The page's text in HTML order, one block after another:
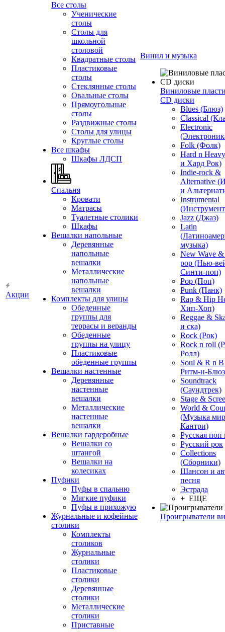
Акции
Все столы
Ученические
столы
Столы для
школьной
столовой
Квадратные столы
Пластиковые
столы
Стеклянные столы
Овальные столы
Прямоугольные
столы
Раздвижные столы
Столы для улицы
Круглые столы
Все шкафы
Шкафы ЛДСП
Спальня
Кровати
Матрасы
Туалетные столики
Шкафы
Вешалки напольные
Деревянные
напольные
вешалки
Металлические
напольные
вешалки
Комплекты для улицы
Обеденные
группы для
террасы и веранды
Обеденные
группы на улицу
Пластиковые
обеденные группы
Вешалки настенные
Деревянные
настенные
вешалки
Металлические
настенные
вешалки
Вешалки гардеробные
Вешалки со
штангой
Вешалки на
колесиках
Пуфики
Пуфы в спальню
Мягкие пуфики
Пуфы в прихожую
Журнальные и кофейные
столики
Комплекты
столиков
Журнальные
столики
Пластиковые
столики
Деревянные
столики
Металлические
столики
Приставные
Винил и музыка
Виниловые
CD диски
Blues (Блюз)
Classical
Electronic
Folk (Фолк)
Hard n
и Хард Рок)
Indie-rock &
Alternative
и
Instrumental
Jazz (Джаз)
Latin
музыка)
New Wave
pop (Нью-
Синти-поп)
Pop (Поп)
Punk (Панк)
Rap & Hip
Хип-Хоп)
Reggae &
и ска)
Rock (Рок)
Rock n roll
Ролл)
Soul & R n
Ритм-н-
Soundtrack
(Саундтрек)
Stage &
World &
(Музыка
Кантри)
Русская поп
Русский рок
Сollections
(Сборники)
Шансон и
песня
Эстрада
+ ЕЩЕ
Проигрыватели